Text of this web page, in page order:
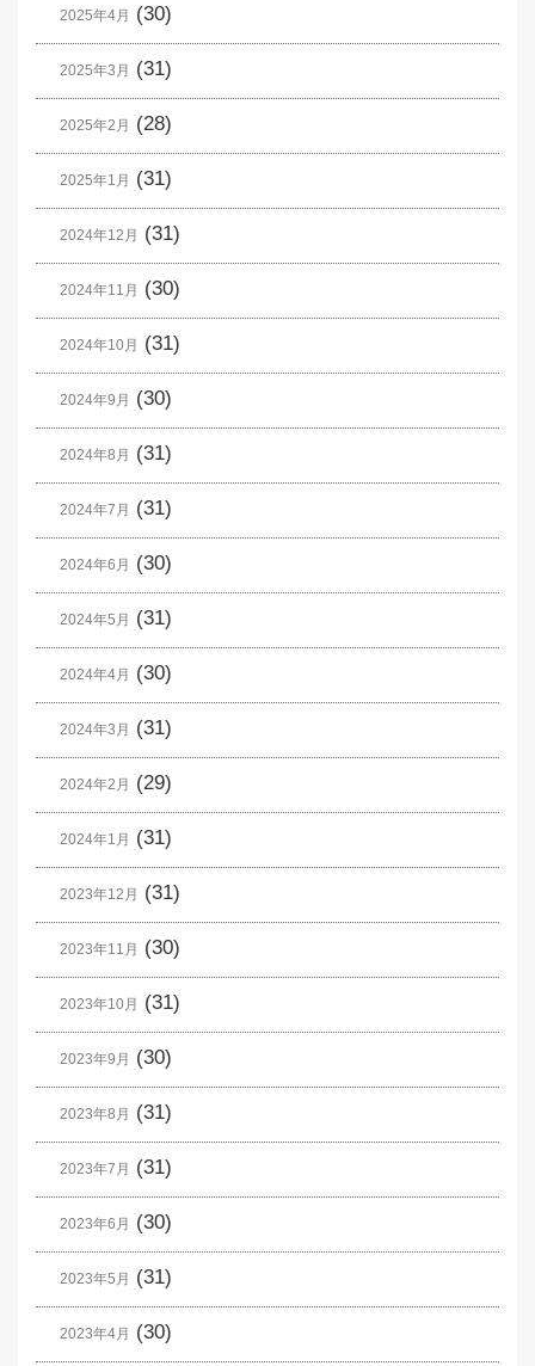
2025年4月 (30)
2025年3月 (31)
2025年2月 (28)
2025年1月 (31)
2024年12月 (31)
2024年11月 (30)
2024年10月 (31)
2024年9月 (30)
2024年8月 (31)
2024年7月 (31)
2024年6月 (30)
2024年5月 (31)
2024年4月 (30)
2024年3月 (31)
2024年2月 (29)
2024年1月 (31)
2023年12月 (31)
2023年11月 (30)
2023年10月 (31)
2023年9月 (30)
2023年8月 (31)
2023年7月 (31)
2023年6月 (30)
2023年5月 (31)
2023年4月 (30)